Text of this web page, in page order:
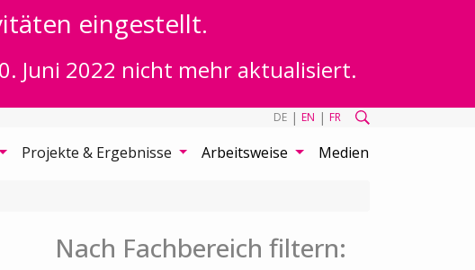
eingestellt.
Juni 2022 nicht mehr aktualisiert.
DE | EN | FR
Projekte & Ergebnisse Arbeitsweise Medien
Nach Fachbereich filtern: